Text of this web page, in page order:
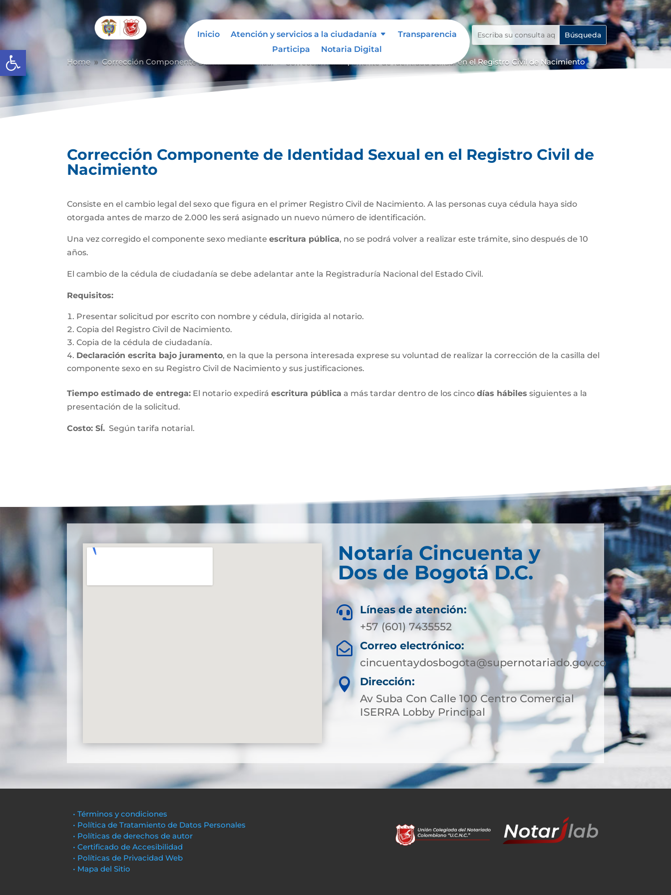
Abrir barra de herramientas
Inicio Atención y servicios a la ciudadanía
Transparencia
Participa
Notaria Digital
Home 9 Corrección Componente De Identidad Sexual Corrección Componente de Identidad Sexual en el Registro Civil de Nacimiento
Corrección Componente de Identidad Sexual en el Registro Civil de
Nacimiento
Consiste en el cambio legal del sexo que figura en el primer Registro Civil de Nacimiento. A las personas cuya cédula haya sido
otorgada antes de marzo de 2.000 les será asignado un nuevo número de identificación.
Una vez corregido el componente sexo medianteescritura pública, no se podrá volver a realizar este trámite, sino después de 10
años.
El cambio de la cédula de ciudadanía se debe adelantar ante la Registraduría Nacional del Estado Civil.
Requisitos:
Presentar solicitud por escrito con nombre y cédula, dirigida al notario.
Copia del Registro Civil de Nacimiento.
Copia de la cédula de ciudadanía.
Declaración escrita bajo juramento, en la que la persona interesada exprese su voluntad de realizar la corrección de la casilla del
componente sexo en su Registro Civil de Nacimiento y sus justificaciones.
Tiempo estimado de entrega: El notario expediráescritura pública a más tardar dentro de los cincodías hábiles siguientes a la
presentación de la solicitud.
Costo: SÍ. Según tarifa notarial.
Notaría Cincuenta y
Dos de Bogotá D.C.

Líneas de atención:
+57 (601) 7435552

Correo electrónico:
cincuentaydosbogota@supernotariado.gov.co

Dirección:
Av Suba Con Calle 100 Centro Comercial
ISERRA Lobby Principal
• Términos y condiciones
• Política de Tratamiento de Datos Personales
• Políticas de derechos de autor
• Certificado de Accesibilidad
• Políticas de Privacidad Web
• Mapa del Sitio